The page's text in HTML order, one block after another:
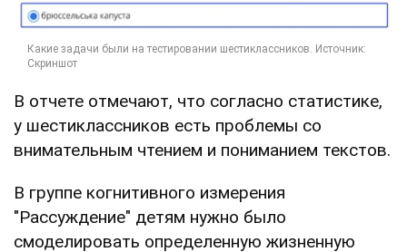
В отчете отмечают, что согласно статистике,
у шестиклассников есть проблемы со
внимательным чтением и пониманием текстов.
В группе когнитивного измерения
"Рассуждение" детям нужно было
смоделировать определенную жизненную